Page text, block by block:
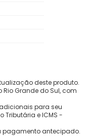
deste produto.
Grande do Sul, com
para seu
Tributária e ICMS -
pagamento antecipado.